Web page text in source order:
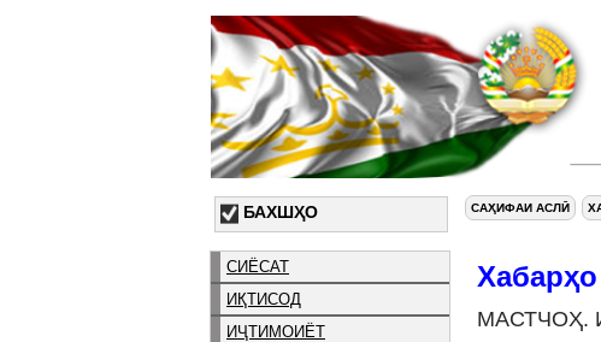
БАХШҲО
СИЁСАТ
ИҚТИСОД
ИҶТИМОИЁТ
САҲИФАИ АСЛӢ
Хабарҳо
МАСТЧОҲ.